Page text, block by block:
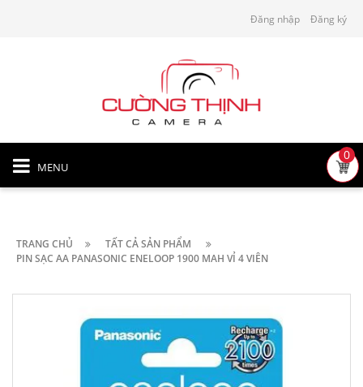
Đăng nhập Đăng ký
MENU
0
TRANG CHỦ
TẤT CẢ SẢN PHẨM
PIN SẠC AA PANASONIC ENELOOP 1900 MAH VỈ 4 VIÊN